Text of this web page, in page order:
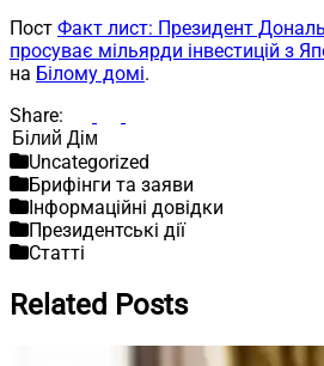
Пост Факт лист: Президент
просуває мільярди інвестицій з
на Білому домі.
Share:
Пошук
Uncategorized
Брифінги та заяви
Інформаційні довідки
Президентські дії
Статті
Related Posts